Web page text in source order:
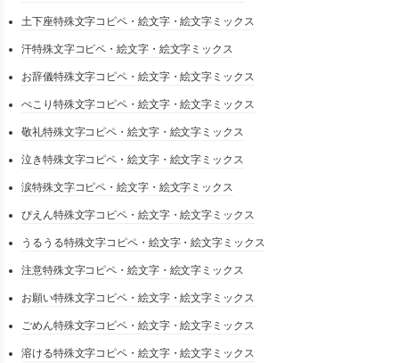
土下座特殊文字コピペ・絵文字・絵文字ミックス
汗特殊文字コピペ・絵文字・絵文字ミックス
お辞儀特殊文字コピペ・絵文字・絵文字ミックス
ぺこり特殊文字コピペ・絵文字・絵文字ミックス
敬礼特殊文字コピペ・絵文字・絵文字ミックス
泣き特殊文字コピペ・絵文字・絵文字ミックス
涙特殊文字コピペ・絵文字・絵文字ミックス
ぴえん特殊文字コピペ・絵文字・絵文字ミックス
うるうる特殊文字コピペ・絵文字・絵文字ミックス
注意特殊文字コピペ・絵文字・絵文字ミックス
お願い特殊文字コピペ・絵文字・絵文字ミックス
ごめん特殊文字コピペ・絵文字・絵文字ミックス
溶ける特殊文字コピペ・絵文字・絵文字ミックス